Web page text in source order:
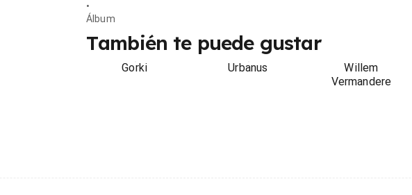
•
Álbum
También te puede gustar
Gorki Urbanus
Willem
Vermandere